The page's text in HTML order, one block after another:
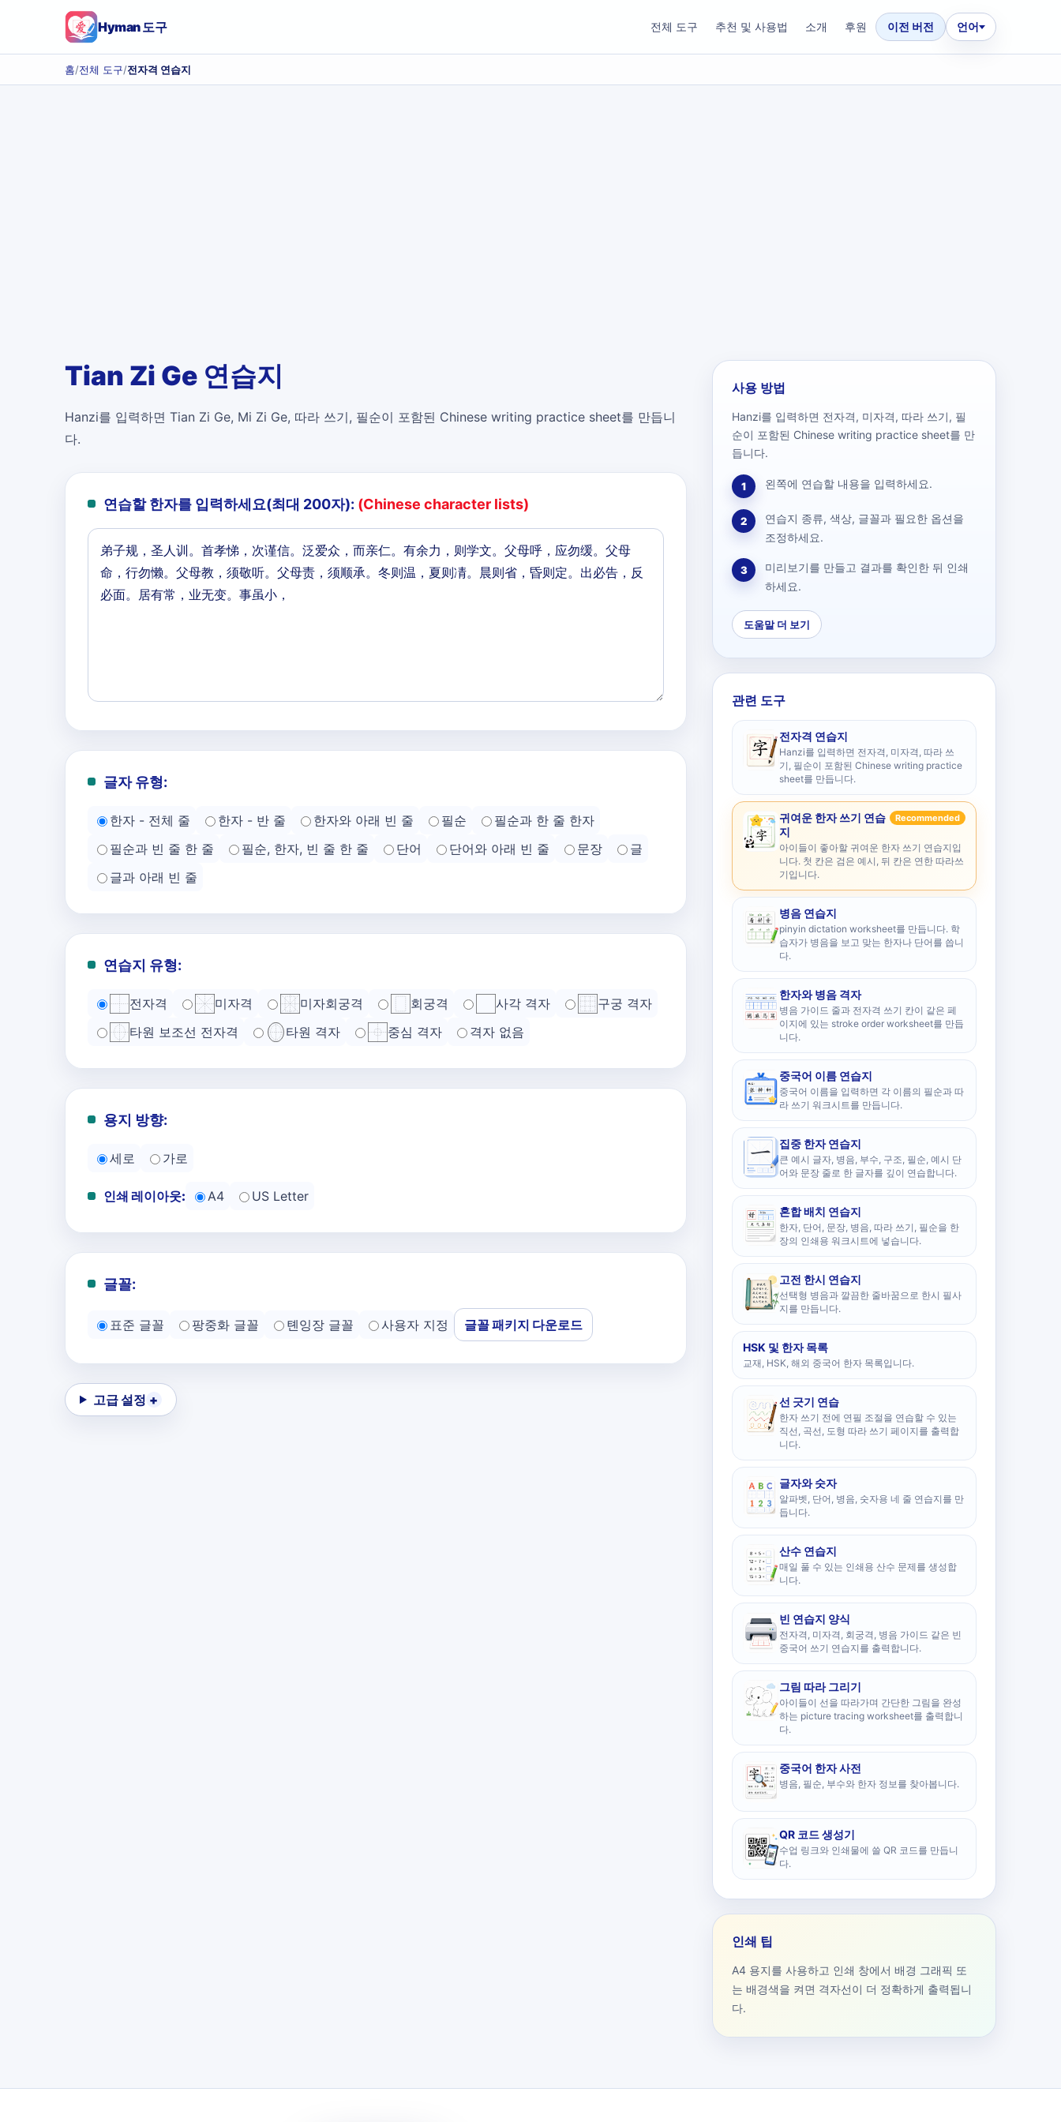
Hyman 도구 전체 도구 추천 및 사용법 소개 후원 이전 버전 언어
홈/전체 도구/전자격 연습지
Tian Zi Ge 연습지
Hanzi를 입력하면 Tian Zi Ge, Mi Zi Ge, 따라 쓰기, 필순이 포함된 Chinese writing practice sheet를 만듭니
다.
연습할 한자를 입력하세요(최대 200자): (Chinese character lists)
글자 유형:
한자 - 전체 줄 한자 - 반 줄 한자와 아래 빈 줄 필순
필순과 한 줄 한자
필순과 빈 줄 한 줄
필순, 한자, 빈 줄 한 줄 단어 단어와 아래 빈 줄 문장
글
글과 아래 빈 줄
연습지 유형:
전자격 미자격 미자회궁격 회궁격 사각 격자
구궁 격자
타원 보조선 전자격
타원 격자 중심 격자 격자 없음
용지 방향:
세로 가로
인쇄 레이아웃: A4 US Letter
글꼴:
표준 글꼴 팡중화 글꼴 톈잉장 글꼴 사용자 지정 글꼴 패키지 다운로드
고급 설정
사용 방법
Hanzi를 입력하면 전자격, 미자격, 따라 쓰기, 필
순이 포함된 Chinese writing practice sheet를 만
듭니다.
1 왼쪽에 연습할 내용을 입력하세요.
2
연습지 종류, 색상, 글꼴과 필요한 옵션을
조정하세요.
3
미리보기를 만들고 결과를 확인한 뒤 인쇄
하세요.
도움말 더 보기
관련 도구
전자격 연습지
Hanzi를 입력하면 전자격, 미자격, 따라 쓰
기, 필순이 포함된 Chinese writing practice
sheet를 만듭니다.
귀여운 한자 쓰기 연습
지
Recommended
아이들이 좋아할 귀여운 한자 쓰기 연습지입
니다. 첫 칸은 검은 예시, 뒤 칸은 연한 따라쓰
기입니다.
병음 연습지
pinyin dictation worksheet를 만듭니다. 학
습자가 병음을 보고 맞는 한자나 단어를 씁니
다.
한자와 병음 격자
병음 가이드 줄과 전자격 쓰기 칸이 같은 페
이지에 있는 stroke order worksheet를 만듭
니다.
중국어 이름 연습지
중국어 이름을 입력하면 각 이름의 필순과 따
라 쓰기 워크시트를 만듭니다.
집중 한자 연습지
큰 예시 글자, 병음, 부수, 구조, 필순, 예시 단
어와 문장 줄로 한 글자를 깊이 연습합니다.
혼합 배치 연습지
한자, 단어, 문장, 병음, 따라 쓰기, 필순을 한
장의 인쇄용 워크시트에 넣습니다.
고전 한시 연습지
선택형 병음과 깔끔한 줄바꿈으로 한시 필사
지를 만듭니다.
HSK 및 한자 목록
교재, HSK, 해외 중국어 한자 목록입니다.
선 긋기 연습
한자 쓰기 전에 연필 조절을 연습할 수 있는
직선, 곡선, 도형 따라 쓰기 페이지를 출력합
니다.
글자와 숫자
알파벳, 단어, 병음, 숫자용 네 줄 연습지를 만
듭니다.
산수 연습지
매일 풀 수 있는 인쇄용 산수 문제를 생성합
니다.
빈 연습지 양식
전자격, 미자격, 회궁격, 병음 가이드 같은 빈
중국어 쓰기 연습지를 출력합니다.
그림 따라 그리기
아이들이 선을 따라가며 간단한 그림을 완성
하는 picture tracing worksheet를 출력합니
다.
중국어 한자 사전
병음, 필순, 부수와 한자 정보를 찾아봅니다.
QR 코드 생성기
수업 링크와 인쇄물에 쓸 QR 코드를 만듭니
다.
인쇄 팁
A4 용지를 사용하고 인쇄 창에서 배경 그래픽 또
는 배경색을 켜면 격자선이 더 정확하게 출력됩니
다.